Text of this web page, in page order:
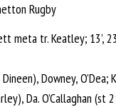
Rugby
meta tr. Keatley; 13’,
Downey,
Da. O’Callaghan (st